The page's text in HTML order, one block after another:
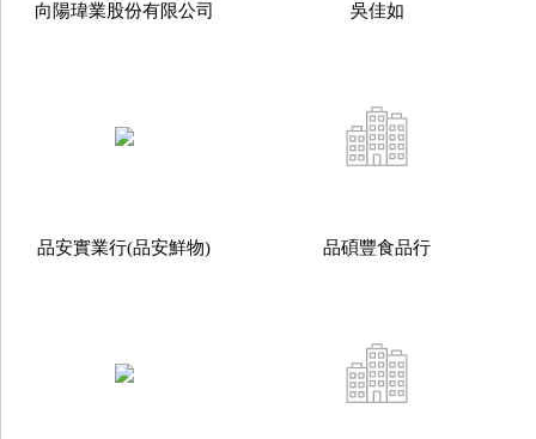
向陽瑋業股份有限公司 吳佳如
品安實業行(品安鮮物) 品碩豐食品行